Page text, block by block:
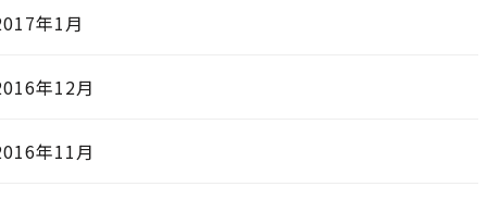
年1月
年12月
年11月